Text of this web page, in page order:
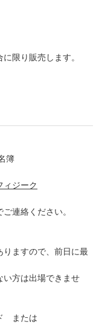
限り販売します。
簿
ィジーク
連絡ください。
ますので、前日に最
方は出場できませ
または